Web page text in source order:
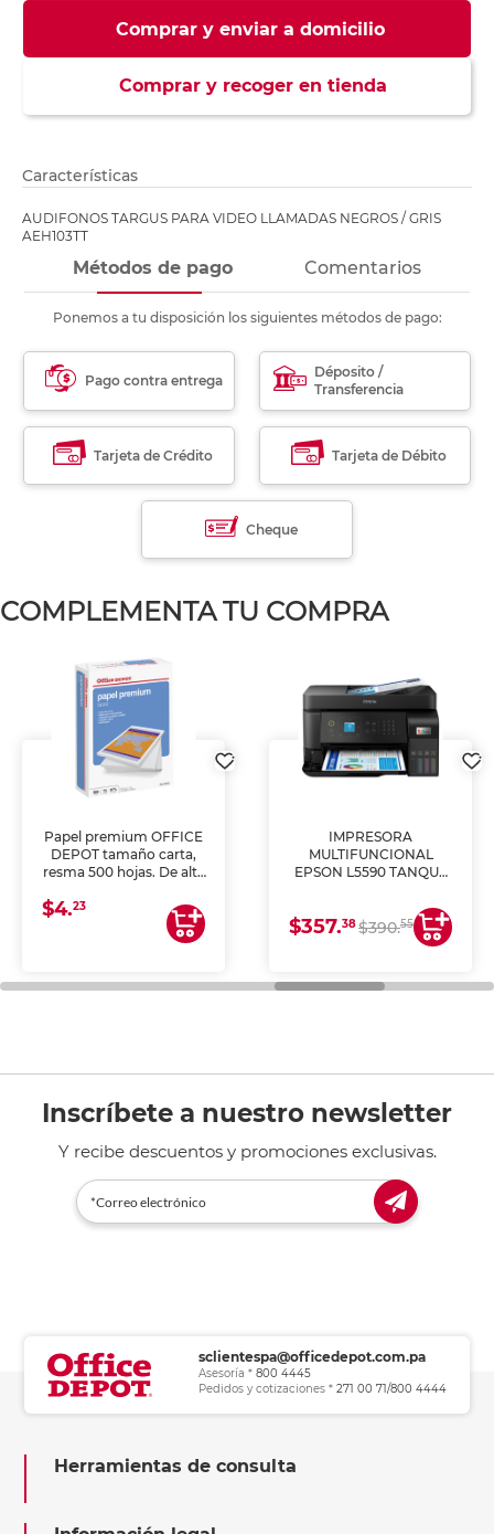
Comprar y enviar a domicilio
Comprar y recoger en tienda
Características
AUDIFONOS TARGUS PARA VIDEO LLAMADAS NEGROS / GRIS
AEH103TT
Métodos de pago Comentarios
Ponemos a tu disposición los siguientes métodos de pago:
Pago contra entrega
Déposito /
Transferencia
Tarjeta de Crédito Tarjeta de Débito
Cheque
COMPLEMENTA TU COMPRA
Papel premium OFFICE
DEPOT tamaño carta,
resma 500 hojas. De alta
uniforme, ideal para
impresoras de inyección
de tinta y láser,
general de oficina.
$4.23
IMPRESORA
MULTIFUNCIONAL
EPSON L5590 TANQUE
COPIA Y ESCANEA)
$357.38$390.55
Inscríbete a nuestro newsletter
Y recibe descuentos y promociones exclusivas.
sclientespa@officedepot.com.pa
Asesoría * 800 4445
Pedidos y cotizaciones * 271 00 71/800 4444
Herramientas de consulta